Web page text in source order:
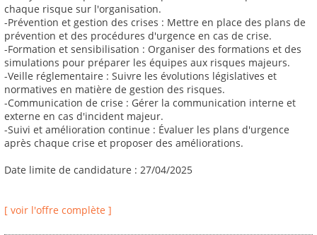
chaque risque sur l'organisation.
-Prévention et gestion des crises : Mettre en place des plans de
prévention et des procédures d'urgence en cas de crise.
-Formation et sensibilisation : Organiser des formations et des
simulations pour préparer les équipes aux risques majeurs.
-Veille réglementaire : Suivre les évolutions législatives et
normatives en matière de gestion des risques.
-Communication de crise : Gérer la communication interne et
externe en cas d'incident majeur.
-Suivi et amélioration continue : Évaluer les plans d'urgence
après chaque crise et proposer des améliorations.
Date limite de candidature : 27/04/2025
[ voir l'offre complète ]